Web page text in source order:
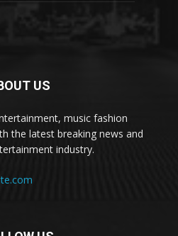
US
music fashion
the latest breaking news and
industry.